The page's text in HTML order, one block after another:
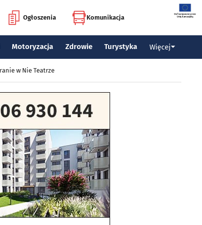
Ogłoszenia Komunikacja
Motoryzacja Zdrowie Turystyka Więcej
w Nie Teatrze